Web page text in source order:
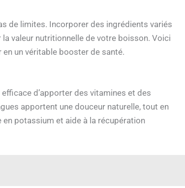
de limites. Incorporer des ingrédients variés
valeur nutritionnelle de votre boisson. Voici
un véritable booster de santé.
d’apporter des vitamines et des
apportent une douceur naturelle, tout en
en potassium et aide à la récupération